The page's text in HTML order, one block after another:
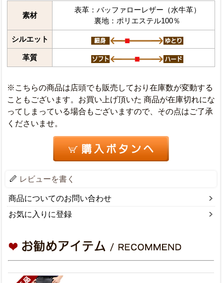
素材
表革：バッファローレザー（水牛革）
裏地：ポリエステル100％
シルエット
革質
※こちらの商品は店頭でも販売しており在庫数が変動する
こともございます。お買い上げ頂いた 商品が在庫切れにな
ってしまっている場合もございますので、その点はご了承
くださいませ。
レビューを書く
商品についてのお問い合わせ
お気に入りに登録